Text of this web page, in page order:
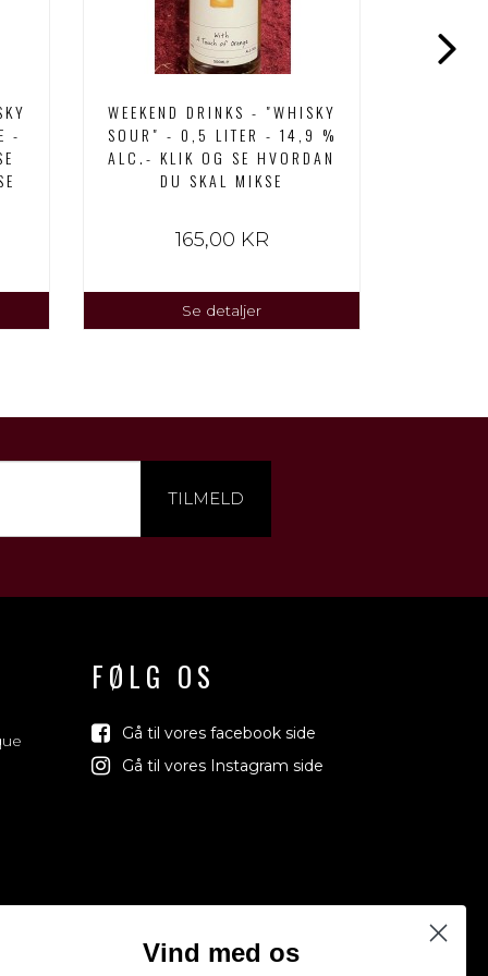
-
WEEKEND DRINKS - "WHISKY
SOUR" - 0,5 LITER - 14,9 %
ALC.- KLIK OG SE HVORDAN
DU SKAL MIKSE
165,00 KR
Se detaljer
TILMELD
FØLG OS
Gå til vores facebook side
Gå til vores Instagram side
Vind med os